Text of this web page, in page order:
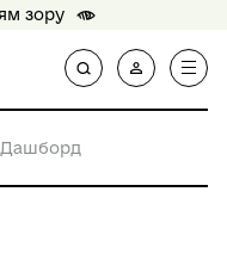
зору
Дашборд